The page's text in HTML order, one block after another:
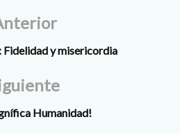
Fidelidad y misericordia
Humanidad!